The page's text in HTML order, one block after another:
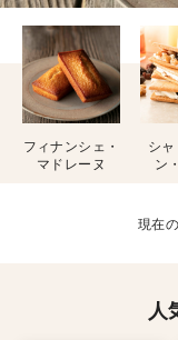
フィナンシェ・
マドレーヌ
シ
ン
現在
人